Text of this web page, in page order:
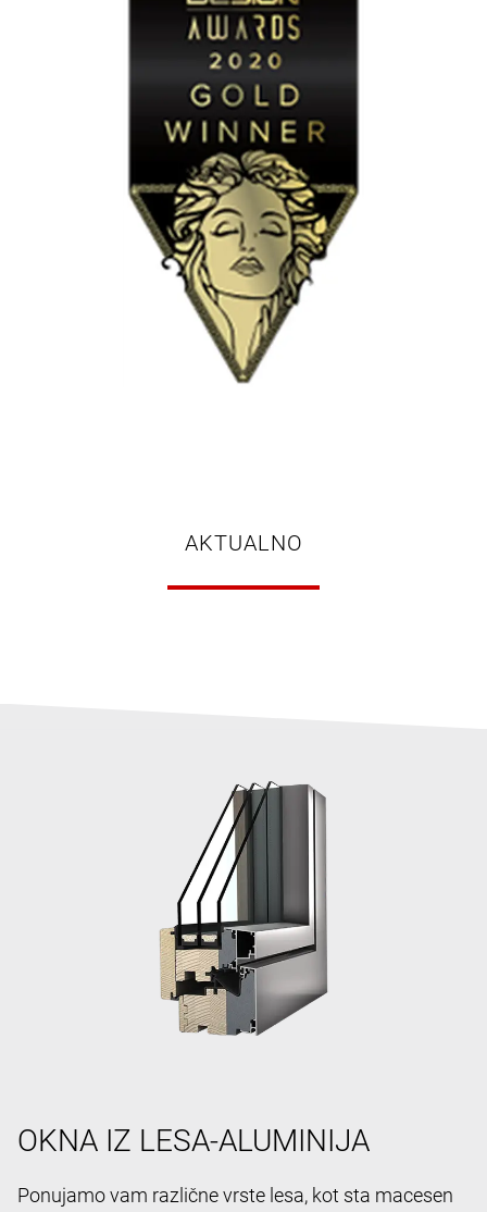
AKTUALNO
OKNA IZ LESA-ALUMINIJA
Ponujamo vam različne vrste lesa, kot sta macesen